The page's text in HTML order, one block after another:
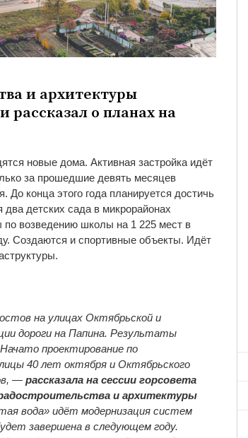
и архитектуры
рассказал о планах на
новые дома. Активная застройка идёт
за прошедшие девять месяцев
конца этого года планируется достичь
детских сада в микрорайонах
возведению школы на 1 225 мест в
Создаются и спортивные объекты. Идёт
на улицах Октябрьской и
дороги на Папина. Результаты
проектирование по
40 лет октября и Октябрьского
—рассказала на сессии горсовета
и архитектуры
вода» идёт модернизация систем
завершена в следующем году.